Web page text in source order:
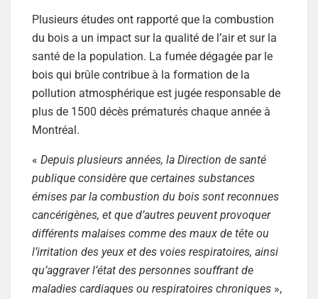
Plusieurs études ont rapporté que la combustion
du bois a un impact sur la qualité de l’air et sur la
santé de la population. La fumée dégagée par le
bois qui brûle contribue à la formation de la
pollution atmosphérique est jugée responsable de
plus de 1500 décès prématurés chaque année à
Montréal.
« Depuis plusieurs années, la Direction de santé
publique considère que certaines substances
émises par la combustion du bois sont reconnues
cancérigènes, et que d’autres peuvent provoquer
différents malaises comme des maux de tête ou
l’irritation des yeux et des voies respiratoires, ainsi
qu’aggraver l’état des personnes souffrant de
maladies cardiaques ou respiratoires chroniques »,